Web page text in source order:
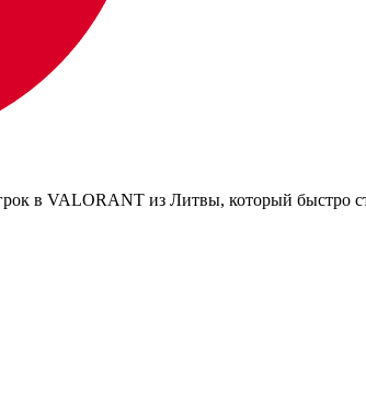
в VALORANT из Литвы, который быстро